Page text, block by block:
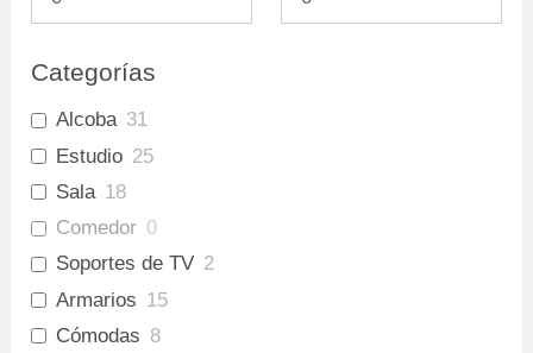
Categorías
Alcoba 31
Estudio 25
Sala 18
Comedor 0
Soportes de TV 2
Armarios 15
Cómodas 8